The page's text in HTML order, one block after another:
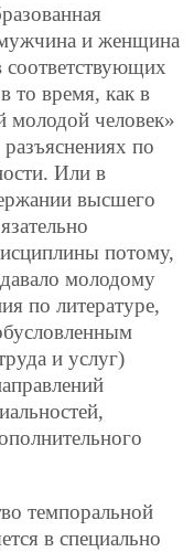
и женщина
то время, как в
молодой человек»
по
Или в
высшего
потому,
молодому
по литературе,
и услуг)
темпоральной
в специально